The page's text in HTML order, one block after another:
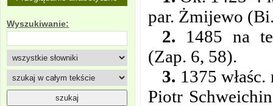
Wyszukiwanie:
par. Żmijewo
2. 1485 na
(Zap. 6, 58).
3. 1375
Piotr